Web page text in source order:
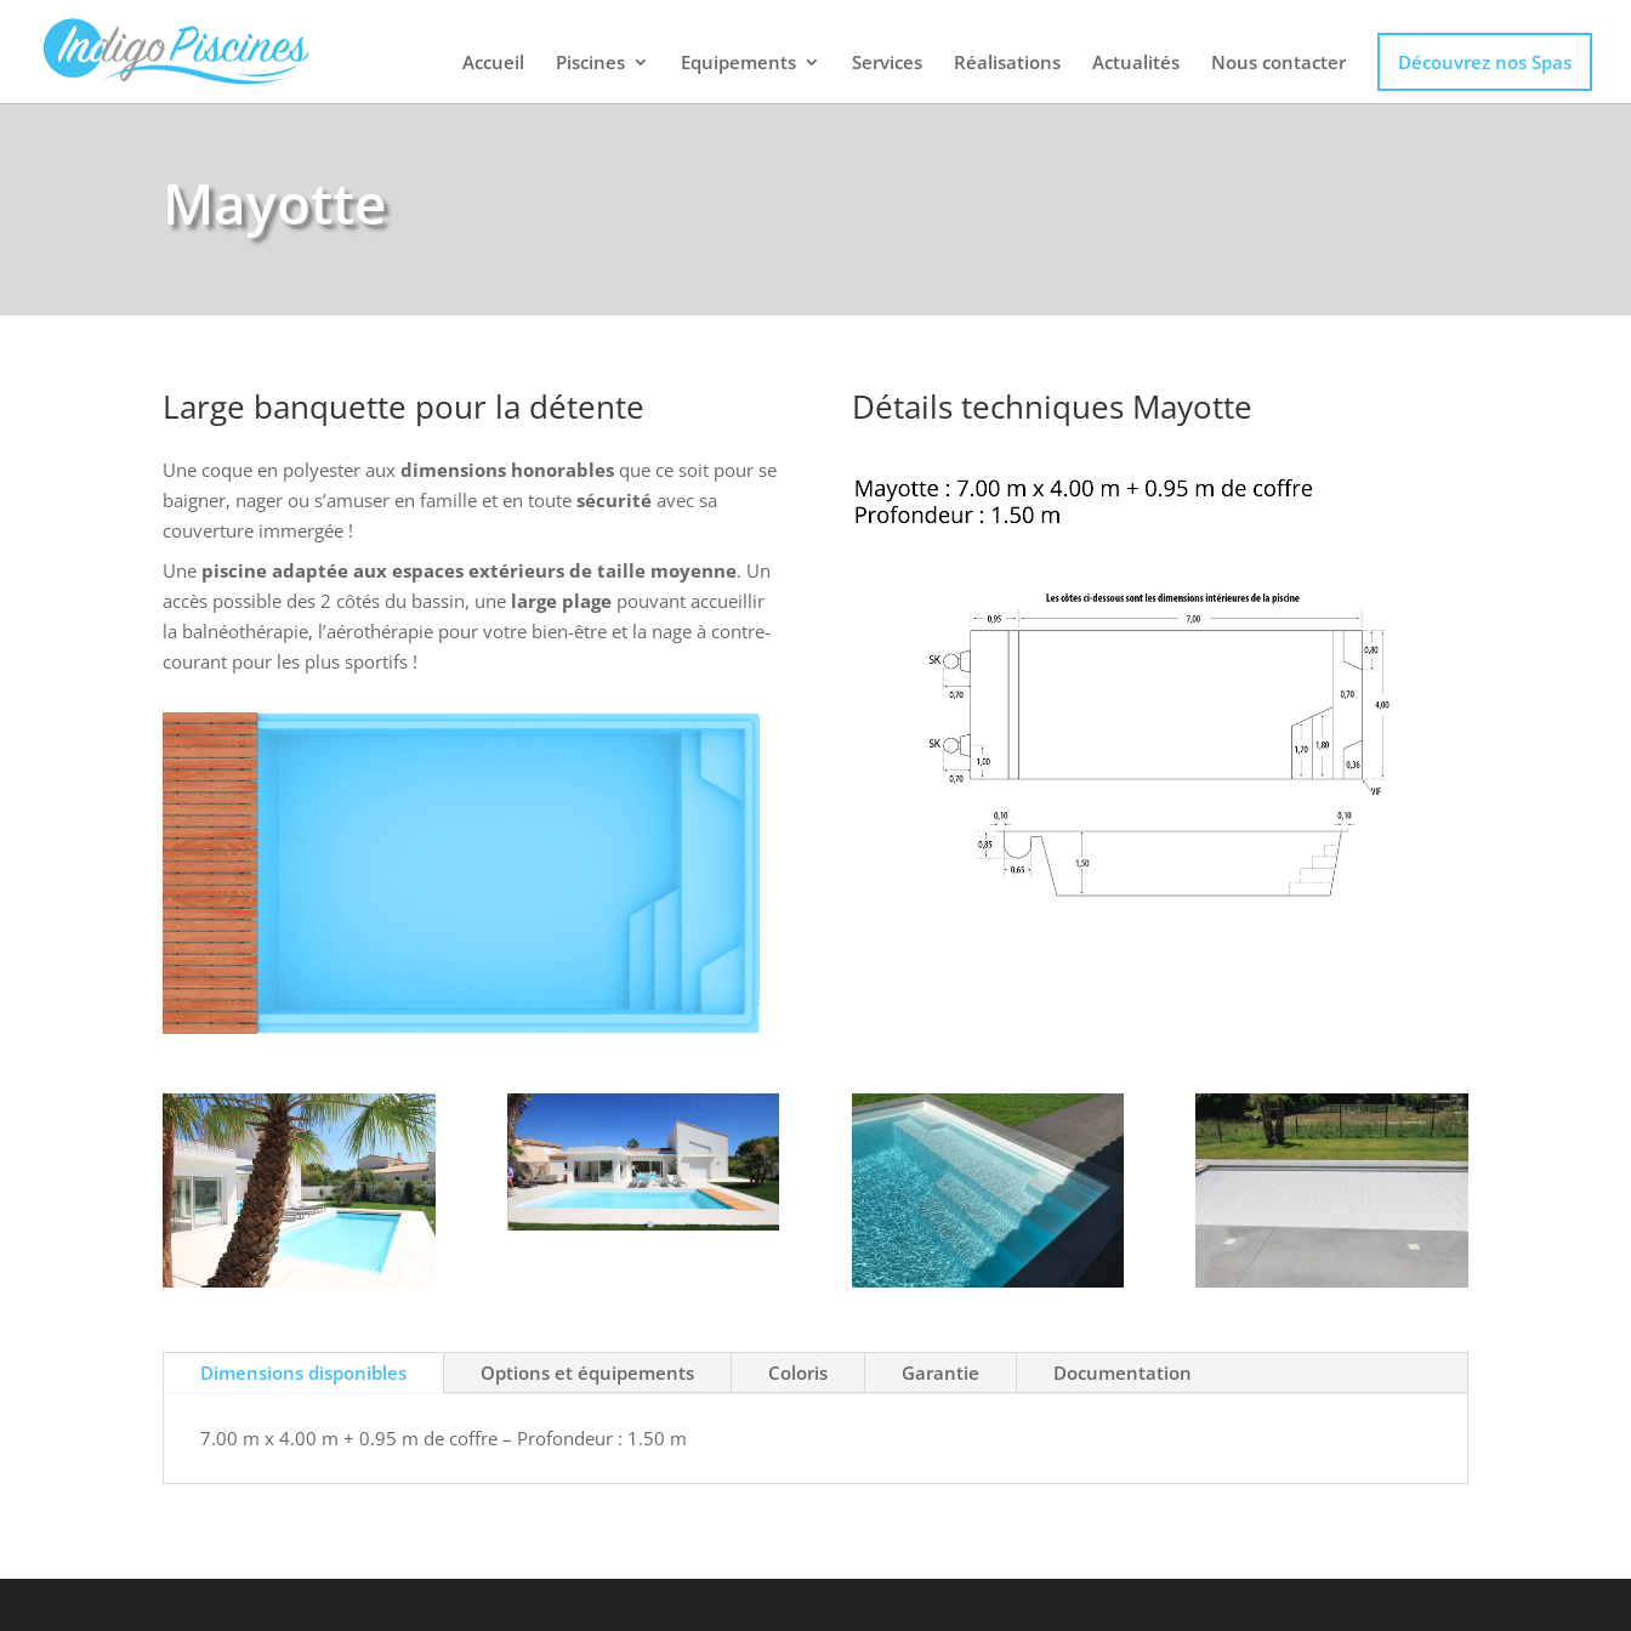
Accueil Piscines Equipements Services Réalisations Actualités Nous contacter Découvrez nos Spas
Mayotte
Large banquette pour la détente
Une coque en polyester aux dimensions honorables que ce soit pour se
baigner, nager ou s’amuser en famille et en toute sécurité avec sa
couverture immergée !
Une piscine adaptée aux espaces extérieurs de taille moyenne. Un
accès possible des 2 côtés du bassin, une large plage pouvant accueillir
la balnéothérapie, l’aérothérapie pour votre bien-être et la nage à contre-
courant pour les plus sportifs !
Détails techniques Mayotte
Dimensions disponibles Options et équipements Coloris Garantie Documentation
7.00 m x 4.00 m + 0.95 m de coffre – Profondeur : 1.50 m